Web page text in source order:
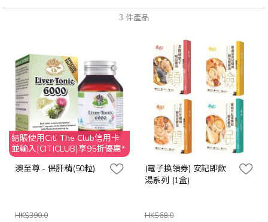
3 件產品
方
結賬使用Citi The Club信用卡
並輸入[CITICLUB]享95折優惠*
澳至尊 - 保肝精(50粒)
HK$390.0
(電子換領券) 安記即飲
湯系列 (1盒)
HK$68.0